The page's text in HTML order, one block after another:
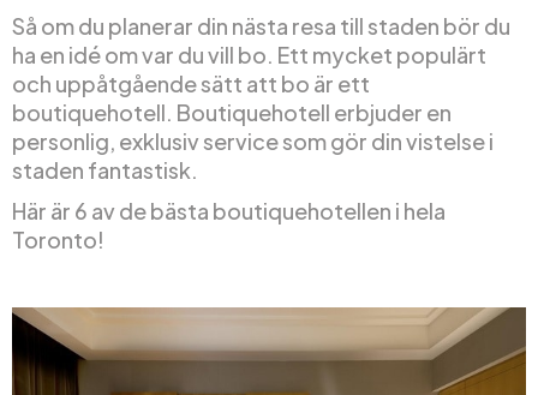
Så om du planerar din nästa resa till staden bör du
ha en idé om var du vill bo. Ett mycket populärt
och uppåtgående sätt att bo är ett
boutiquehotell. Boutiquehotell erbjuder en
personlig, exklusiv service som gör din vistelse i
staden fantastisk.
Här är 6 av de bästa boutiquehotellen i hela
Toronto!